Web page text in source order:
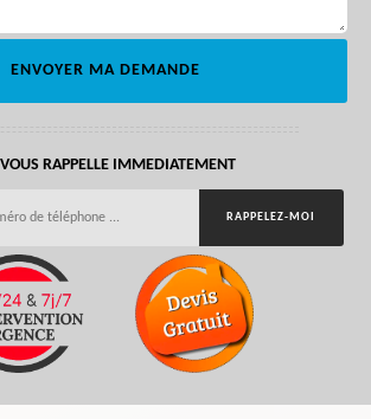
RAPPELLE IMMEDIATEMENT